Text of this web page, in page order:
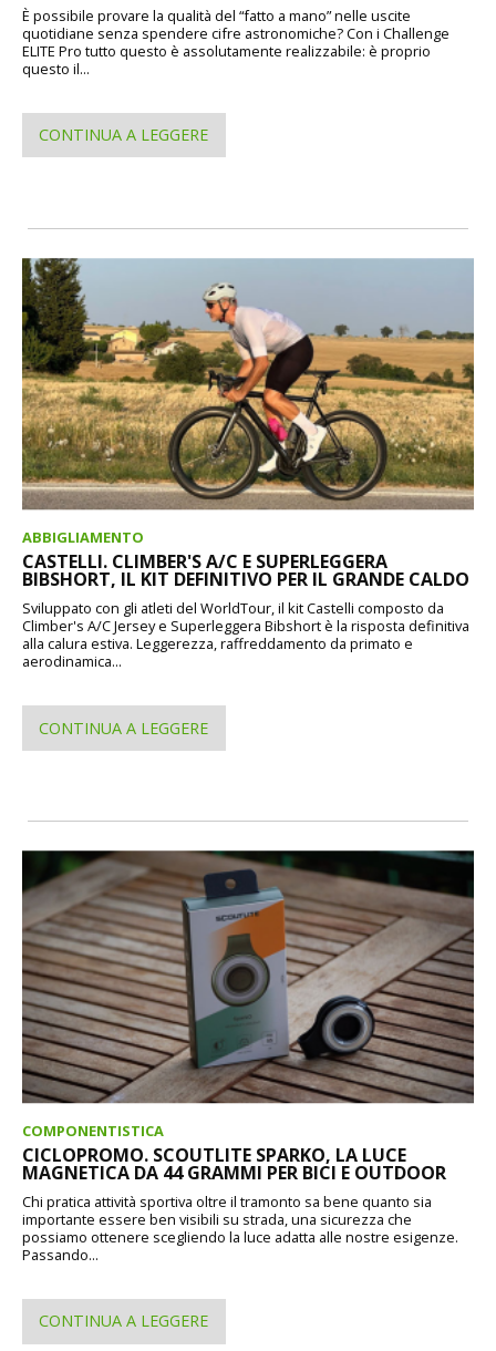
È possibile provare la qualità del “fatto a mano” nelle uscite
quotidiane senza spendere cifre astronomiche? Con i Challenge
ELITE Pro tutto questo è assolutamente realizzabile: è proprio
questo il...
CONTINUA A LEGGERE
ABBIGLIAMENTO
CASTELLI. CLIMBER'S A/C E SUPERLEGGERA
BIBSHORT, IL KIT DEFINITIVO PER IL GRANDE CALDO
Sviluppato con gli atleti del WorldTour, il kit Castelli composto da
Climber's A/C Jersey e Superleggera Bibshort è la risposta definitiva
alla calura estiva. Leggerezza, raffreddamento da primato e
aerodinamica...
CONTINUA A LEGGERE
COMPONENTISTICA
CICLOPROMO. SCOUTLITE SPARKO, LA LUCE
MAGNETICA DA 44 GRAMMI PER BICI E OUTDOOR
Chi pratica attività sportiva oltre il tramonto sa bene quanto sia
importante essere ben visibili su strada, una sicurezza che
possiamo ottenere scegliendo la luce adatta alle nostre esigenze.
Passando...
CONTINUA A LEGGERE